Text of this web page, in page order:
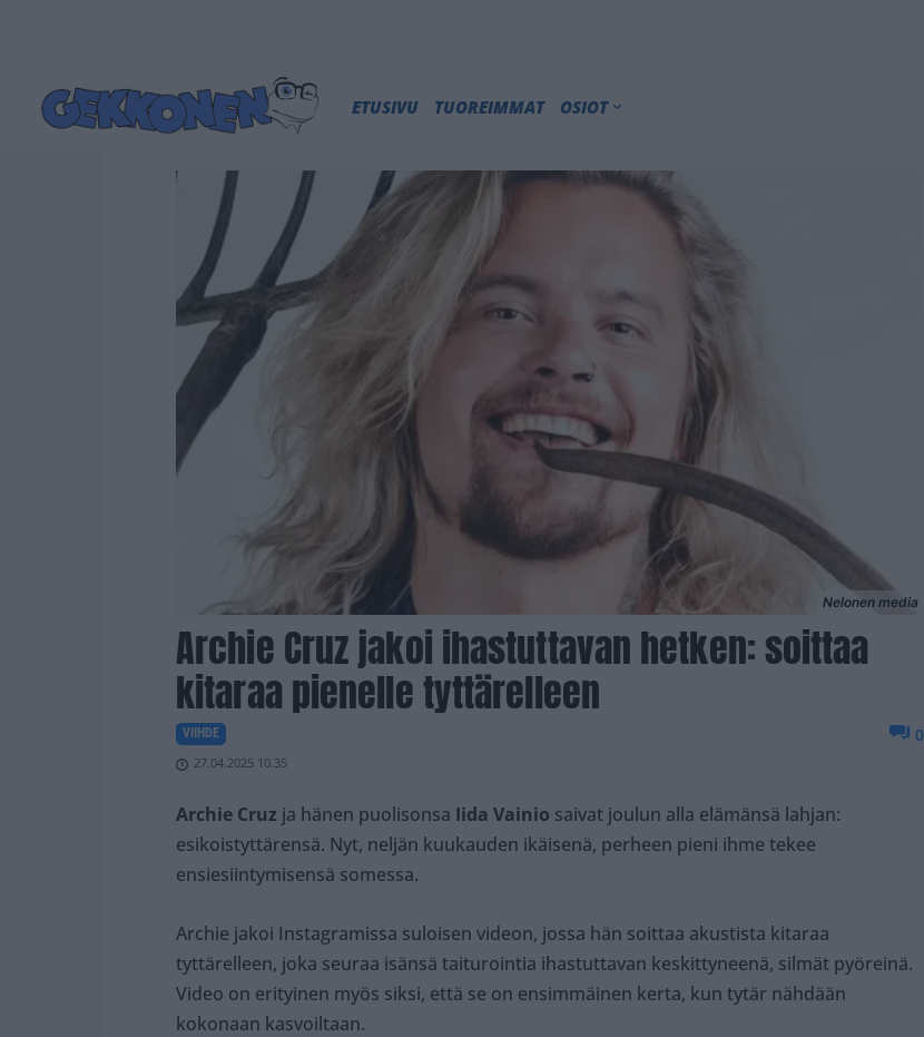
ETUSIVU TUOREIMMAT OSIOT
Nelonen media
Archie Cruz jakoi ihastuttavan hetken: soittaa
kitaraa pienelle tyttärelleen
VIIHDE
27.04.2025 10.35
0
Archie Cruz ja hänen puolisonsa Iida Vainio saivat joulun alla elämänsä lahjan:
esikoistyttärensä. Nyt, neljän kuukauden ikäisenä, perheen pieni ihme tekee
ensiesiintymisensä somessa.
Archie jakoi Instagramissa suloisen videon, jossa hän soittaa akustista kitaraa
tyttärelleen, joka seuraa isänsä taiturointia ihastuttavan keskittyneenä, silmät pyöreinä.
Video on erityinen myös siksi, että se on ensimmäinen kerta, kun tytär nähdään
kokonaan kasvoiltaan.